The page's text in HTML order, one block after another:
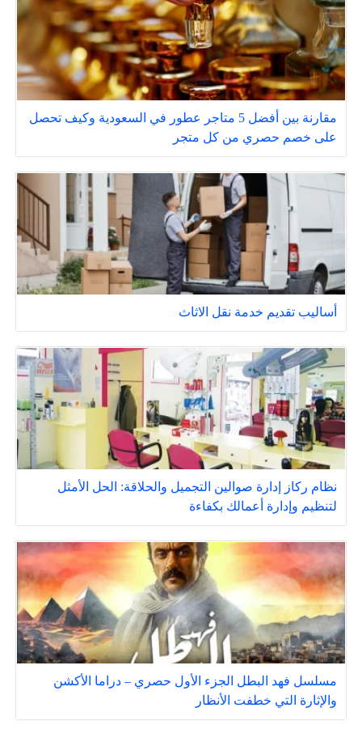
مقارنة بين أفضل 5 متاجر عطور في السعودية وكيف تحصل
على خصم حصري من كل متجر
أساليب تقديم خدمة نقل الاثاث
نظام ركاز إدارة صوالين التجميل والحلاقة: الحل الأمثل
لتنظيم وإدارة أعمالك بكفاءة
مسلسل فهد البطل الجزء الأول حصري – دراما الأكشن
والإثارة التي خطفت الأنظار